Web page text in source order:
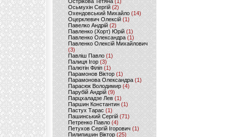
Осьмухін Сергій (2)
Охендовський Михайло (14)
Оцерклевич Олексій (1)
Павелко Андрій (2)
Павленко (Хорт) Юрій (1)
Павленко Олександра (1)
Павленко Олексій Михайлович
(3)
Павліш Павло(1)
Палиця Ігор (3)
Палютін Філіп(1)
Парамонов Віктор (1)
Парамонова Олександра(1)
Парасюк Володимир(4)
Парубій Андрій (9)
Парцхаладзе Лев (1)
Паршин Константин(1)
Пастух Тарас (1)
Пашинський Сергій (71)
Петренко Павло (4)
Петухов Сергій Ігорович (1)
Пилипишин Віктор(25)